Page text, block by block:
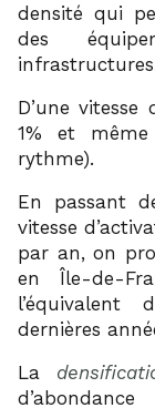
densité qui
des
D’une
1% et
rythme).
En passant
vitesse
par an, on
en Île-de-
dernières
La